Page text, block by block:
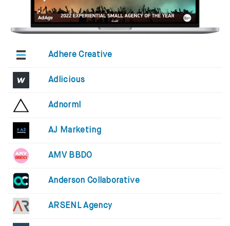
Adhere Creative
Adlicious
Adnorml
AJ Marketing
AMV BBDO
Anderson Collaborative
ARSENL Agency